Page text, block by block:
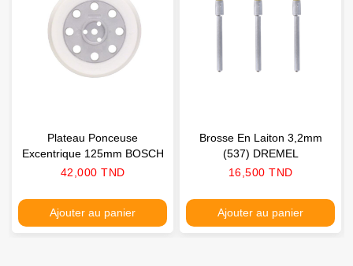
Plateau Ponceuse
Excentrique 125mm BOSCH
Prix
42,000 TND
Ajouter au panier
Brosse En Laiton 3,2mm
(537) DREMEL
Prix
16,500 TND
Ajouter au panier